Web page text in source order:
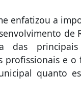
enfatizou a
de
das
profissionais e
quanto